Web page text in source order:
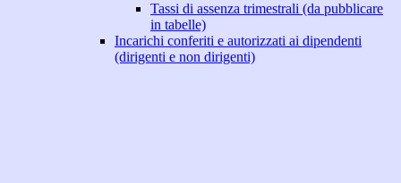
Tassi di assenza trimestrali (da pubblicare
in tabelle)
Incarichi conferiti e autorizzati ai dipendenti
(dirigenti e non dirigenti)